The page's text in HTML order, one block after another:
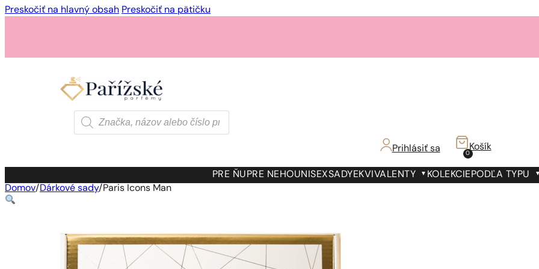
Preskočiť na hlavný obsah Preskočiť na pätičku
Products
search
Prihlásiť sa 0
Košík
PRE ŇU PRE NEHOUNISEXSADY EKVIVALENTY KOLEKCIEPODĽA TYPU
Domov/ Dárkové sady/ Paris Icons Man